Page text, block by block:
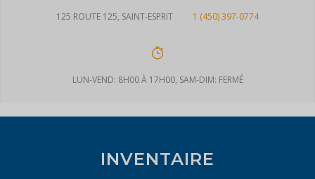
125 ROUTE 125, SAINT-ESPRIT 1 (450) 397-0774
LUN-VEND: 8H00 À 17H00, SAM-DIM: FERMÉ
INVENTAIRE